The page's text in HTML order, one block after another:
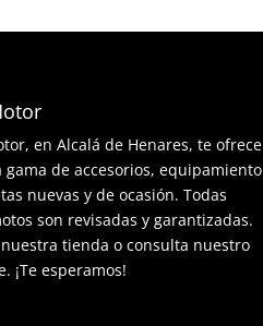
en Alcalá de Henares, te ofrece
gama de accesorios, equipamiento
nuevas y de ocasión. Todas
son revisadas y garantizadas.
tienda o consulta nuestro
¡Te esperamos!